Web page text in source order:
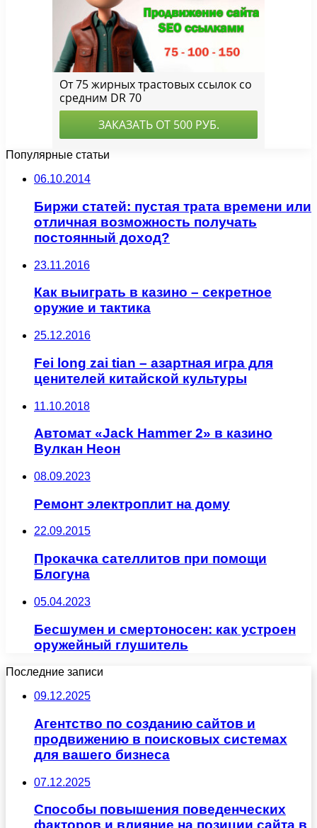
Популярные статьи
06.10.2014
Биржи статей: пустая трата времени или
отличная возможность получать
постоянный доход?
23.11.2016
Как выиграть в казино – секретное
оружие и тактика
25.12.2016
Fei long zai tian – азартная игра для
ценителей китайской культуры
11.10.2018
Автомат «Jack Hammer 2» в казино
Вулкан Неон
08.09.2023
Ремонт электроплит на дому
22.09.2015
Прокачка сателлитов при помощи
Блогуна
05.04.2023
Бесшумен и смертоносен: как устроен
оружейный глушитель
Последние записи
09.12.2025
Агентство по созданию сайтов и
продвижению в поисковых системах
для вашего бизнеса
07.12.2025
Способы повышения поведенческих